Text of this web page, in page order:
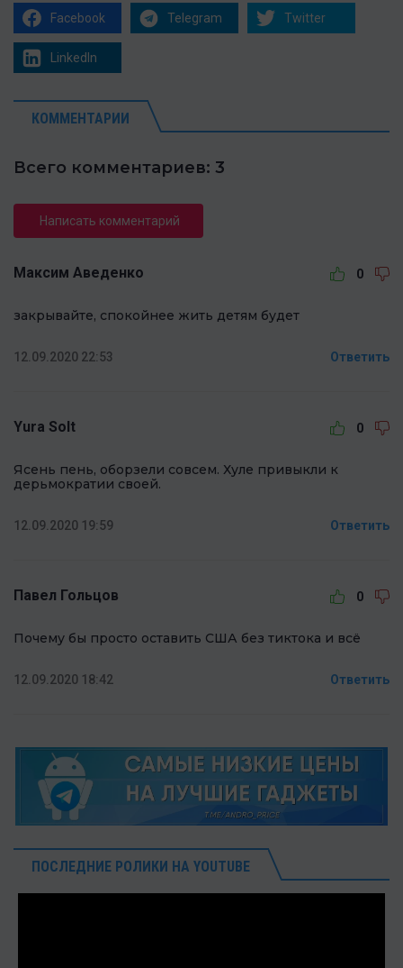
Facebook Telegram Twitter
LinkedIn
КОММЕНТАРИИ
Всего комментариев: 3
Написать комментарий
Максим Аведенко 0
закрывайте, спокойнее жить детям будет
12.09.2020 22:53 Ответить
Yura Solt 0
Ясень пень, оборзели совсем. Хуле привыкли к
дерьмократии своей.
12.09.2020 19:59 Ответить
Павел Гольцов 0
Почему бы просто оставить США без тиктока и всё
12.09.2020 18:42 Ответить
ПОСЛЕДНИЕ РОЛИКИ НА YOUTUBE